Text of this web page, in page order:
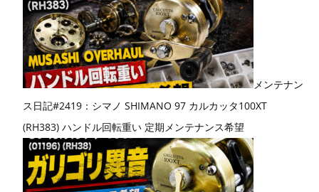
メンテナン
ス日記#2419：シマノ SHIMANO 97 カルカッタ100XT
(RH383) ハンドル回転重い 定期メンテナンス希望